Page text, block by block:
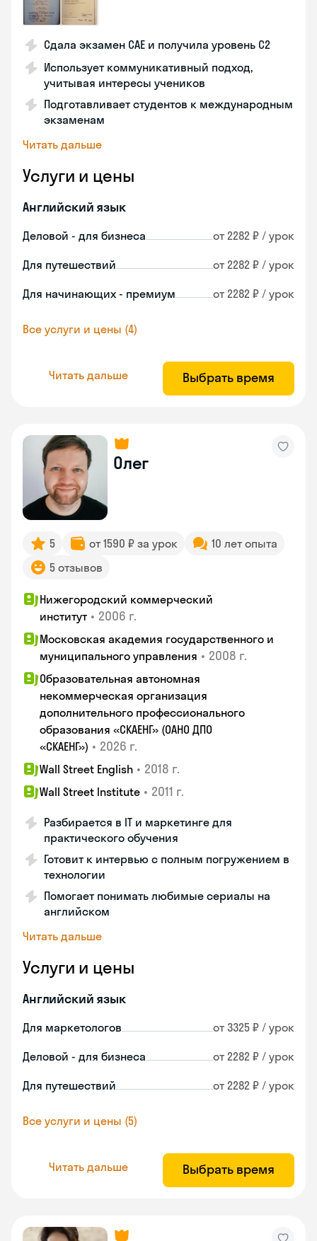
Сдала экзамен CAE и получила уровень С2
Использует коммуникативный подход,
учитывая интересы учеников
Подготавливает студентов к международным
экзаменам
Читать дальше
Услуги и цены
Английский язык
Деловой - для бизнеса от 2282 ₽ / урок
Для путешествий от 2282 ₽ / урок
Для начинающих - премиум от 2282 ₽ / урок
Все услуги и цены (4)
Читать дальше Выбрать время
Олег
5 от 1590 ₽ за урок
10 лет опыта
5 отзывов
Нижегородский коммерческий
институт • 2006 г.
Московская академия государственного и
муниципального управления • 2008 г.
Образовательная автономная
некоммерческая организация
дополнительного профессионального
образования «СКАЕНГ» (ОАНО ДПО
«СКАЕНГ») • 2026 г.
Wall Street English • 2018 г.
Wall Street Institute • 2011 г.
Разбирается в IT и маркетинге для
практического обучения
Готовит к интервью с полным погружением в
технологии
Помогает понимать любимые сериалы на
английском
Читать дальше
Услуги и цены
Английский язык
Для маркетологов от 3325 ₽ / урок
Деловой - для бизнеса от 2282 ₽ / урок
Для путешествий от 2282 ₽ / урок
Все услуги и цены (5)
Читать дальше Выбрать время